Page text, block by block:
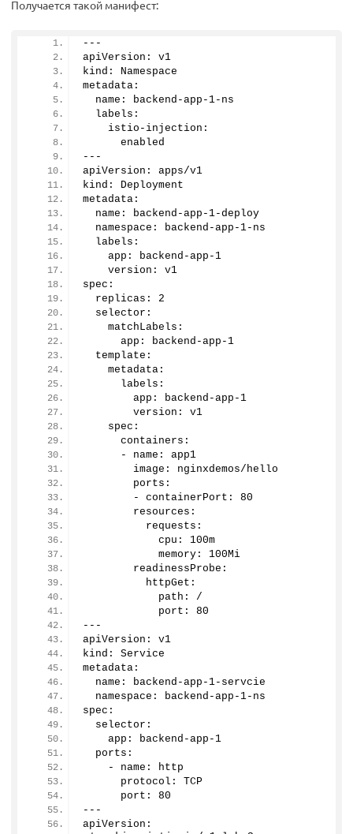
Получается такой манифест:
---
apiVersion: v1
kind: Namespace
metadata:
  name: backend-app-
1-ns
  labels:
    istio-injection:
      enabled
---
apiVersion: apps/v1
kind: Deployment
metadata:
  name: backend-app-
1-deploy
  namespace: backend-app-
1-ns
  labels:
    app: backend-app-
1
    version: v1
spec:
  replicas:
2
  selector:
    matchLabels:
      app: backend-app-
1
  template:
    metadata:
      labels:
        app: backend-app-
1
        version: v1
    spec:
      containers:
      - name: app1
        image: nginxdemos/hello
        ports:
        - containerPort:
80
        resources:
          requests:
            cpu: 100m
            memory: 100Mi
        readinessProbe:
          httpGet:
            path: /
            port:
80
---
apiVersion: v1
kind: Service
metadata:
  name: backend-app-
1-servcie
  namespace: backend-app-
1-ns
spec:
  selector:
    app: backend-app-
1
  ports:
    - name: http
      protocol: TCP
      port:
80
---
apiVersion: